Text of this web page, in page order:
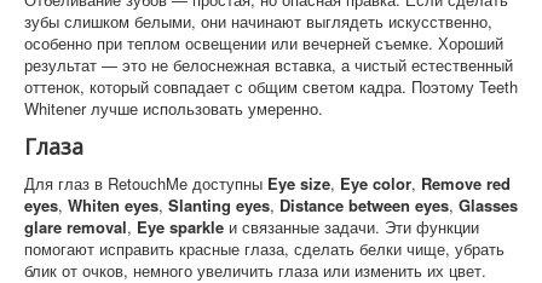
зубы слишком белыми, они начинают выглядеть искусственно,
особенно при теплом освещении или вечерней съемке. Хороший
результат — это не белоснежная вставка, а чистый естественный
оттенок, который совпадает с общим светом кадра. Поэтому Teeth
Whitener лучше использовать умеренно.
Глаза
Для глаз в RetouchMe доступны Eye size, Eye color, Remove red
eyes, Whiten eyes, Slanting eyes, Distance between eyes, Glasses
glare removal, Eye sparkle и связанные задачи. Эти функции
помогают исправить красные глаза, сделать белки чище, убрать
блик от очков, немного увеличить глаза или изменить их цвет.